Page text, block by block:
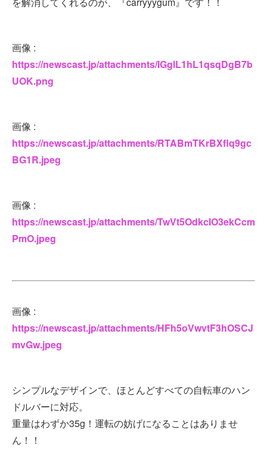
画像 :
https://newscast.jp/attachments/IGglL1hL1qsqDgB7b
UOK.png
画像 :
https://newscast.jp/attachments/RTABmTKrBXflq9gc
BG1R.jpeg
画像 :
https://newscast.jp/attachments/TwVt5OdkcIO3ekCcm
PmO.jpeg
画像 :
https://newscast.jp/attachments/HFh5oVwvtF3hOSCJ
mvGw.jpeg
シンプルなデザインで、ほとんどすべての自転車のハン
ドルバーに対応。
重量はわずか35g！運転の妨げになることはありませ
ん！！